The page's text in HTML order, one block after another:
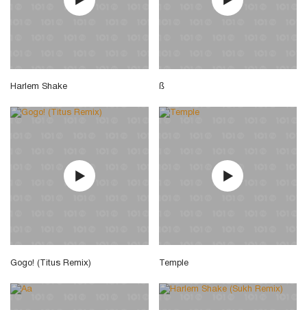
Harlem Shake ß
Gogo! (Titus Remix) Temple